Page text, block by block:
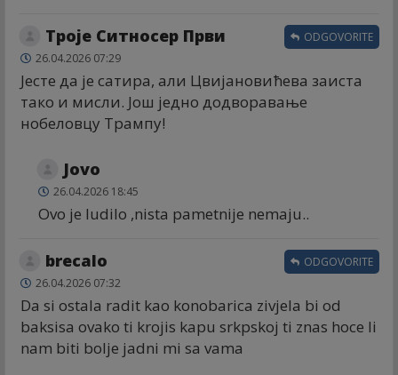
Троје Ситносер Први
26.04.2026 07:29
Јесте да је сатира, али Цвијановићева заиста
тако и мисли. Још једно додворавање
нобеловцу Трампу!
ODGOVORITE
Jovo
26.04.2026 18:45
Ovo je ludilo ,nista pametnije nemaju..
brecalo
26.04.2026 07:32
Da si ostala radit kao konobarica zivjela bi od
baksisa ovako ti krojis kapu srkpskoj ti znas hoce li
nam biti bolje jadni mi sa vama
ODGOVORITE